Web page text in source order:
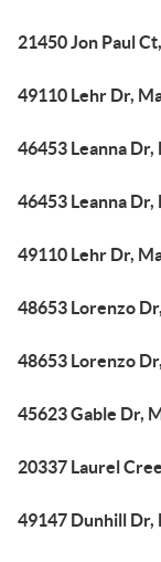
21450 Jon Paul
49110 Lehr Dr,
46453 Leanna
46453 Leanna
49110 Lehr Dr,
48653 Lorenzo
48653 Lorenzo
45623 Gable Dr,
20337 Laurel
49147 Dunhill Dr,